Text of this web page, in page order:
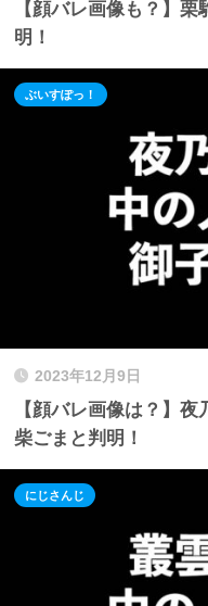
【顔バレ画像も？】
明！
2023年12月9日
【顔バレ画像は？】
柴ごまと判明！
ぶいすぽっ！
にじさんじ